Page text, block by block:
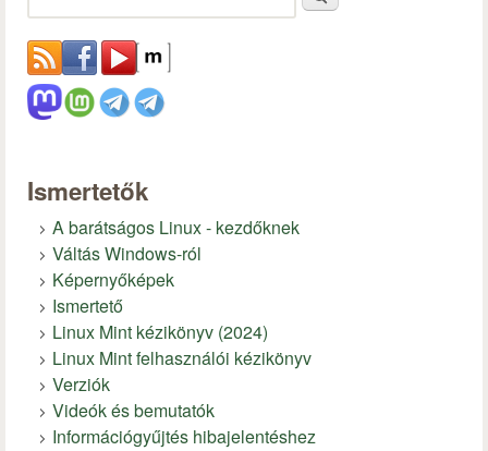
Ismertetők
A barátságos Linux - kezdőknek
Váltás Windows-ról
Képernyőképek
Ismertető
Linux Mint kézikönyv (2024)
Linux Mint felhasználói kézikönyv
Verziók
Videók és bemutatók
Információgyűjtés hibajelentéshez